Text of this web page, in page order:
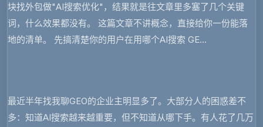
块找外包做"AI搜索优化"，结果就是往文章里多塞了几个关键
词，什么效果都没有。 这篇文章不讲概念，直接给你一份能落
地的清单。 先搞清楚你的用户在用哪个AI搜索 GE...
最近半年找我聊GEO的企业主明显多了。大部分人的困惑差不
多：知道AI搜索越来越重要，但不知道从哪下手。有人花了几万